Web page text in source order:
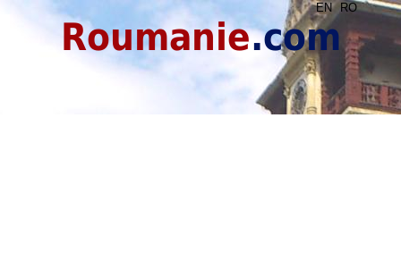
EN RO
Roumanie.com